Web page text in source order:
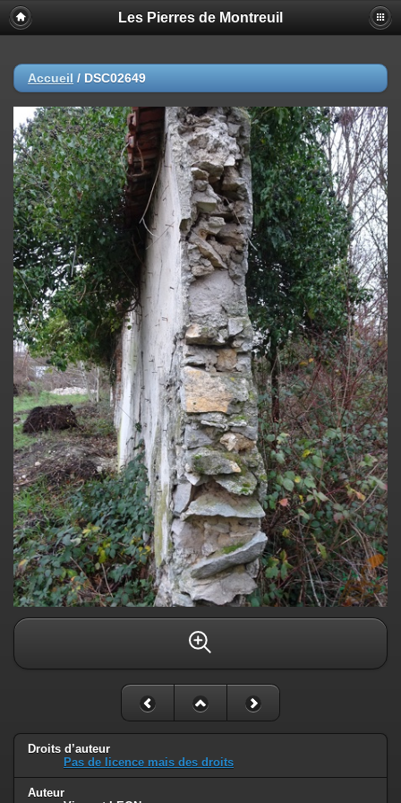
Les Pierres de Montreuil
Accueil / DSC02649
Droits d’auteur
Pas de licence mais des droits
Auteur